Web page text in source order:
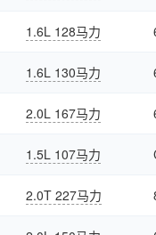
1.6L 128马力
1.6L 130马力
2.0L 167马力
1.5L 107马力
2.0T 227马力